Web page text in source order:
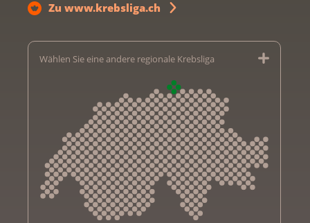
Zu www.krebsliga.ch
Wählen Sie eine andere regionale Krebsliga